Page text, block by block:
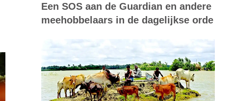
Een SOS aan de Guardian en andere
meehobbelaars in de dagelijkse orde